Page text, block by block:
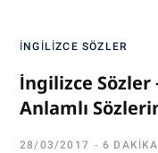
İNGILIZCE SÖZLER
İngilizce Sözler
Anlamlı
28/03/2017 6 DAKIKA